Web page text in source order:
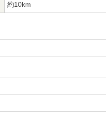
約10km